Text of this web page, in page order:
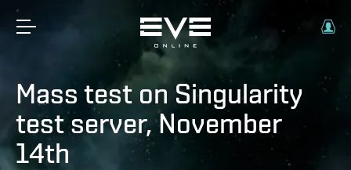
Mass test on Singularity
test server, November
14th